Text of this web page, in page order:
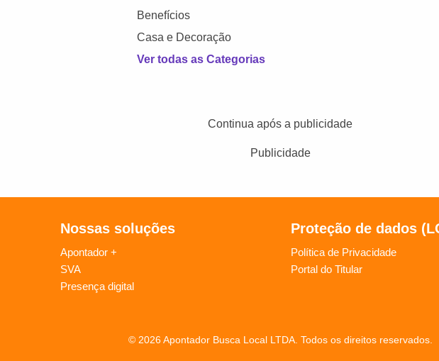
Benefícios
Casa e Decoração
Ver todas as Categorias
Continua após a publicidade
Publicidade
Nossas soluções
Apontador +
SVA
Presença digital
Proteção de dados
Política de Privacidade
Portal do Titular
© 2026 Apontador Busca Local LTDA. Todos os direitos reservados.